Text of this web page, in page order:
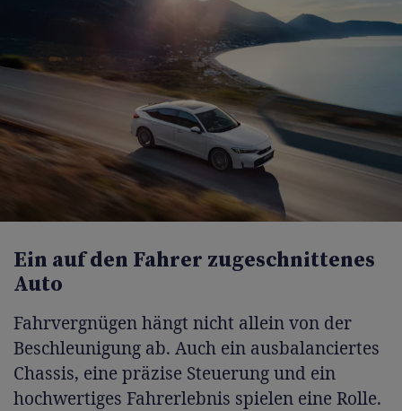
Ein auf den Fahrer zugeschnittenes
Auto
Fahrvergnügen hängt nicht allein von der
Beschleunigung ab. Auch ein ausbalanciertes
Chassis, eine präzise Steuerung und ein
hochwertiges Fahrerlebnis spielen eine Rolle.